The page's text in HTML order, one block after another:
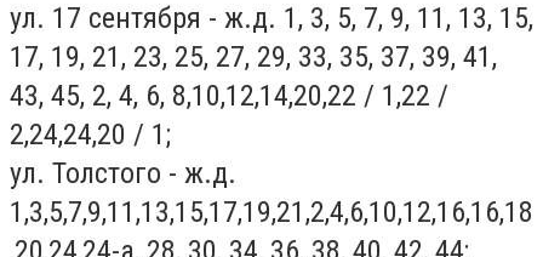
ул. 17 сентября - ж.д. 1, 3, 5, 7, 9, 11, 13, 15,
17, 19, 21, 23, 25, 27, 29, 33, 35, 37, 39, 41,
43, 45, 2, 4, 6, 8,10,12,14,20,22 / 1,22 /
2,24,24,20 / 1;
ул. Толстого - ж.д.
1,3,5,7,9,11,13,15,17,19,21,2,4,6,10,12,16,16,18